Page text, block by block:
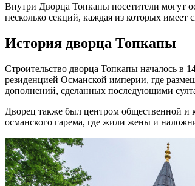
Внутри Дворца Топкапы посетители могут
несколько секций, каждая из которых
История дворца Топкапы
Строительство дворца Топкапы началось в
резиденцией Османской империи, где
дополнений, сделанных последующими
Дворец также был центром общественной и
османского гарема, где жили жены и